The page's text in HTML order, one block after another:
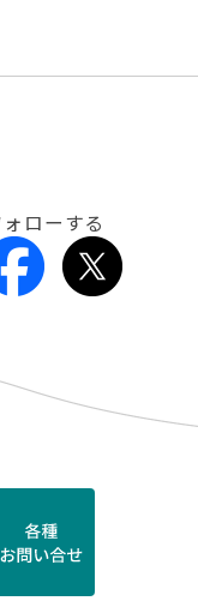
ォローする